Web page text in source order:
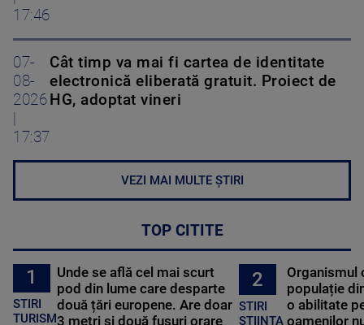
17:46
07-
08-
2026
17:37
Cât timp va mai fi cartea de identitate
electronică eliberată gratuit. Proiect de
HG, adoptat vineri
VEZI MAI MULTE ȘTIRI
TOP CITITE
1
STIRI
TURISM
Unde se află cel mai scurt
pod din lume care desparte
două țări europene. Are doar
3 metri și două fusuri orare
2
STIRI
STIINTA
Organismul
populație
o abilitate
oamenilor